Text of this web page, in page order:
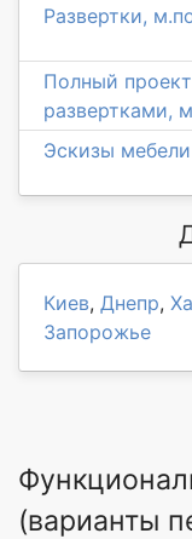
Развертки,
Полный
развертками,
Эскизы
Киев, Днепр,
Запорожье
(варианты